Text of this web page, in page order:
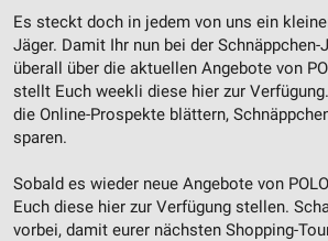
Es steckt doch in jedem von uns ein
Jäger. Damit Ihr nun bei der Schnäppchen-
überall über die aktuellen Angebote von
stellt Euch weekli diese hier zur
die Online-Prospekte blättern,
sparen.
Sobald es wieder neue Angebote von
Euch diese hier zur Verfügung stellen.
vorbei, damit eurer nächsten Shopping-